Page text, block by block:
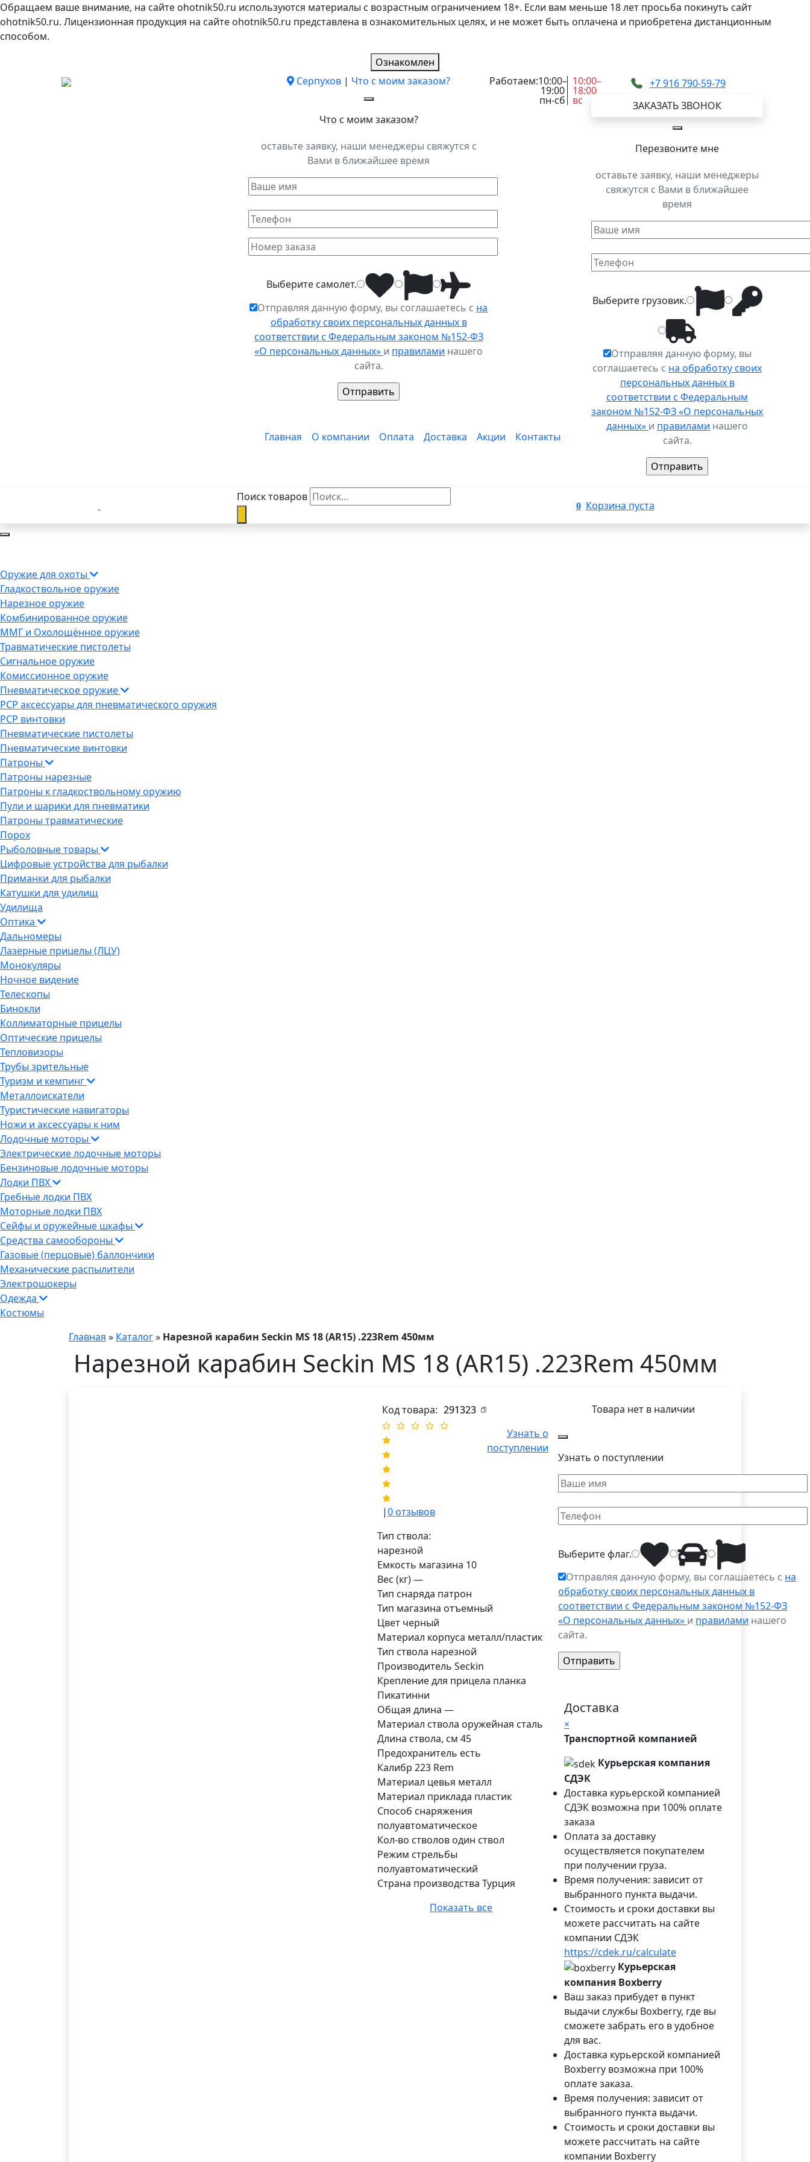
Обращаем ваше внимание, на сайте ohotnik50.ru используются материалы с возрастным ограничением 18+. Если вам меньше 18 лет просьба покинуть сайт
ohotnik50.ru. Лицензионная продукция на сайте ohotnik50.ru представлена в ознакомительных целях, и не может быть оплачена и приобретена дистанционным
способом.
Ознакомлен
Серпухов | Что с моим заказом?
Что с моим заказом?
оставьте заявку, наши менеджеры свяжутся с
Вами в ближайшее время
Выберите самолет.
Отправляя данную форму, вы соглашаетесь с на
обработку своих персональных данных в
соответствии с Федеральным законом №152-ФЗ
«О персональных данных» и правилами нашего
сайта.
Работаем:10:00–
19:00
пн-сб
10:00–
18:00
вс
Главная О компании Оплата Доставка Акции Контакты
+7 916 790-59-79
ЗАКАЗАТЬ ЗВОНОК
Перезвоните мне
оставьте заявку, наши менеджеры
свяжутся с Вами в ближайшее
время
Выберитегрузовик.
Отправляя данную форму, вы
соглашаетесь с на обработку своих
персональных данных в
соответствии с Федеральным
законом №152-ФЗ «О персональных
данных» и правилами нашего
сайта.
Поиск товаров
0 Корзина пуста
Оружие для охоты
Гладкоствольное оружие
Нарезное оружие
Комбинированное оружие
ММГ и Охолощённое оружие
Травматические пистолеты
Сигнальное оружие
Комиссионное оружие
Пневматическое оружие
PCP аксессуары для пневматического оружия
PCP винтовки
Пневматические пистолеты
Пневматические винтовки
Патроны
Патроны нарезные
Патроны к гладкоствольному оружию
Пули и шарики для пневматики
Патроны травматические
Порох
Рыболовные товары
Цифровые устройства для рыбалки
Приманки для рыбалки
Катушки для удилищ
Удилища
Оптика
Дальномеры
Лазерные прицелы (ЛЦУ)
Монокуляры
Ночное видение
Телескопы
Бинокли
Коллиматорные прицелы
Оптические прицелы
Тепловизоры
Трубы зрительные
Туризм и кемпинг
Металлоискатели
Туристические навигаторы
Ножи и аксессуары к ним
Лодочные моторы
Электрические лодочные моторы
Бензиновые лодочные моторы
Лодки ПВХ
Гребные лодки ПВХ
Моторные лодки ПВХ
Сейфы и оружейные шкафы
Средства самообороны
Газовые (перцовые) баллончики
Механические распылители
Электрошокеры
Одежда
Костюмы
Главная » Каталог» Нарезной карабин Seckin MS 18 (AR15) .223Rem 450мм
Нарезной карабин Seckin MS 18 (AR15) .223Rem 450мм
Код товара: 291323
|0отзывов
Тип ствола:
нарезной
Емкость магазина 10
Вес (кг) —
Тип снаряда патрон
Тип магазина отъемный
Цвет черный
Материал корпуса металл/пластик
Тип ствола нарезной
Производитель Seckin
Крепление для прицела планка
Пикатинни
Общая длина —
Материал ствола оружейная сталь
Длина ствола, см 45
Предохранитель есть
Калибр 223 Rem
Материал цевья металл
Материал приклада пластик
Способ снаряжения
полуавтоматическое
Кол-во стволов один ствол
Режим стрельбы
полуавтоматический
Страна производства Турция
Показать все
Товара нет в наличии
Узнать о
поступлении
Узнать о поступлении
Выберитефлаг.
Отправляя данную форму, вы соглашаетесь с на
обработку своих персональных данных в
соответствии с Федеральным законом №152-ФЗ
«О персональных данных» и правилами нашего
сайта.
Доставка
×
Транспортной компанией
Курьерская компания
СДЭК
Доставка курьерской компанией
СДЭК возможна при 100% оплате
заказа
Оплата за доставку
осуществляется покупателем
при получении груза.
Время получения: зависит от
выбранного пункта выдачи.
Стоимость и сроки доставки вы
можете рассчитать на сайте
компании СДЭК
https://cdek.ru/calculate
Курьерская
компания Boxberry
Ваш заказ прибудет в пункт
выдачи службы Boxberry, где вы
сможете забрать его в удобное
для вас.
Доставка курьерской компанией
Boxberry возможна при 100%
оплате заказа.
Время получения: зависит от
выбранного пункта выдачи.
Стоимость и сроки доставки вы
можете рассчитать на сайте
компании Boxberry